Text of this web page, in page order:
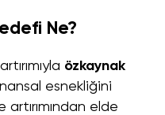
Ne?
özkaynak
esnekliğini
artırımından elde